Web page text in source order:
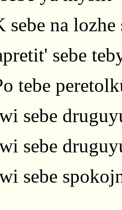
sebe na lozhe
sebe
tebe
sebe
sebe
sebe